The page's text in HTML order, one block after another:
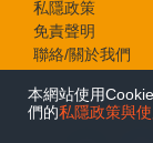
本網站使用
們的私隱政策與
私隱政策
免責聲明
聯絡/關於我們
© 2026 e-